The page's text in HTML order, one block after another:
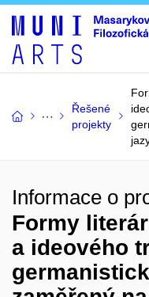
Řešené
projekty
Informace o
Formy
a ideového